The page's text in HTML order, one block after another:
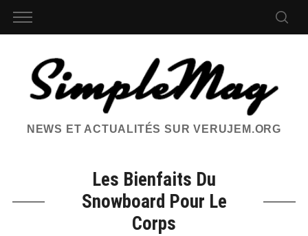
NEWS ET ACTUALITÉS SUR VERUJEM.ORG
Les Bienfaits Du
Snowboard Pour Le
Corps